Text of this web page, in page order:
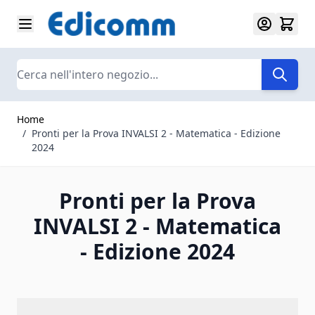
Salta al contenuto
Search
Home
/ Pronti per la Prova INVALSI 2 - Matematica - Edizione
2024
Pronti per la Prova
INVALSI 2 - Matematica
- Edizione 2024